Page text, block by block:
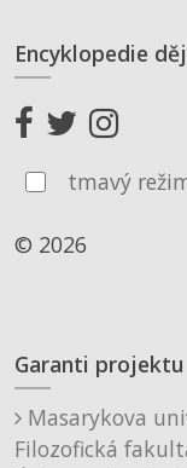
Encyklopedie
tmavý
© 2026
Garanti projektu
Masarykova
Filozofická